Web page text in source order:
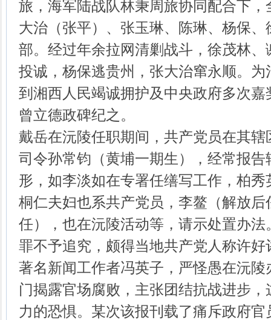
旅，海军陆战队林秉周旅协同配合下
大治（张平）、张玉琳、陈琳、杨保
部。经过年余拉网清剿战斗，徐茂林
投诚，杨保逃贵州，张大治窜永顺。
到湘西人民竭诚拥护及中央政府多次
曾立德政碑纪之。
戴岳在沅陵任职期间，共产党员在其
司令孙常钧（黄埔一期生），经常报
形，如李淡如在专署任缮写工作，柏
桐仁夫妇也系共产党员，李鳌（解放
任），也在沅陵活动等，请示处置办
罪不予追究，颇得当地共产党人称许好
著名新闻工作者冯英子，严怪愚在沅
门揭露官场腐败，主张团结抗战进步
力的恐惧。某次该报刊载了痛斥政府